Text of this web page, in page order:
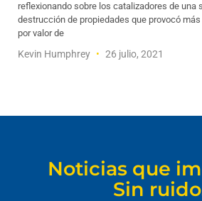
reflexionando sobre los catalizadores de una
destrucción de propiedades que provocó
por valor de
Kevin Humphrey 26 julio, 2021
Noticias que
Sin